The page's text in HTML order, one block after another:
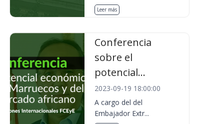
Leer más
Conferencia
sobre el
potencial...
2023-09-19 18:00:00
A cargo del del
Embajador Extr...